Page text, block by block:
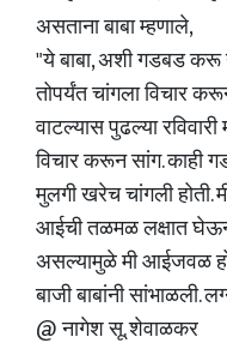
असताना बाबा म्हणाले,
"ये बाबा, अशी गडबड करू
तोपर्यंत चांगला विचार
वाटल्यास पुढल्या
विचार करून सांग. काही
मुलगी खरेच चांगली होती.
आईची तळमळ लक्षात
असल्यामुळे मी आईजवळ
बाजी बाबांनी सांभाळली.
@ नागेश सू. शेवाळकर